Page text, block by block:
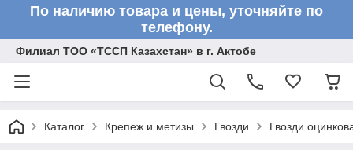
По наличию товара и цены, уточняйте по
телефону.
Филиал ТОО «ТССП Казахстан» в г. Актобе
Каталог Крепеж и метизы Гвозди Гвозди